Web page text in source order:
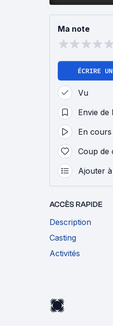
Ma note
ÉCRIRE
Vu
Envie de
En cours
Coup
Ajouter
ACCÈS RAPIDE
Description
Casting
Activités